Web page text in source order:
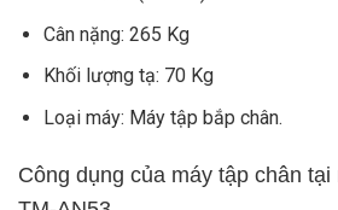
Cân nặng: 265 Kg
Khối lượng tạ: 70 Kg
Loại máy: Máy tập bắp chân.
Công dụng của máy tập chân tại